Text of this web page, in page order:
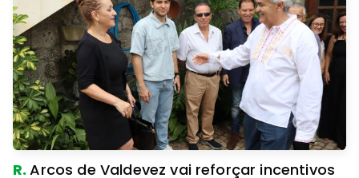
R.Arcos de Valdevez vai reforçar incentivos